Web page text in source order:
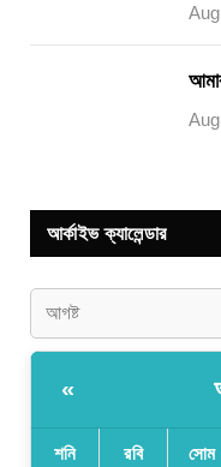
আর্কাইভ ক্যালেন্ডার
«
শনি রবি সোম